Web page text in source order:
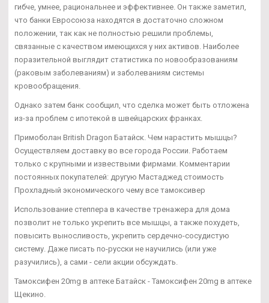
гибче, умнее, рациональнее и эффективнее. Он также заметил,
что банки Евросоюза находятся в достаточно сложном
положении, так как не полностью решили проблемы,
связанные с качеством имеющихся у них активов. Наиболее
поразительной выглядит статистика по новообразованиям
(раковым заболеваниям) и заболеваниям системы
кровообращения.
Однако затем банк сообщил, что сделка может быть отложена
из-за проблем с ипотекой в швейцарских франках.
Примоболан British Dragon Батайск. Чем нарастить мышцы?
Осуществляем доставку во все города России. Работаем
только с крупными и извествыми фирмами. Комментарии
постоянных покупателей: другую Мастаджед стоимость
Прохладный экономического чему все тамоксивер
Использование степпера в качестве тренажера для дома
позволит не только укрепить все мышцы, а также похудеть,
повысить выносливость, укрепить сердечно-сосудистую
систему. Даже писать по-русски не научились (или уже
разучились), а сами - сели акции обсуждать.
Тамоксифен 20mg в аптеке Батайск - Тамоксифен 20mg в аптеке
Щекино.